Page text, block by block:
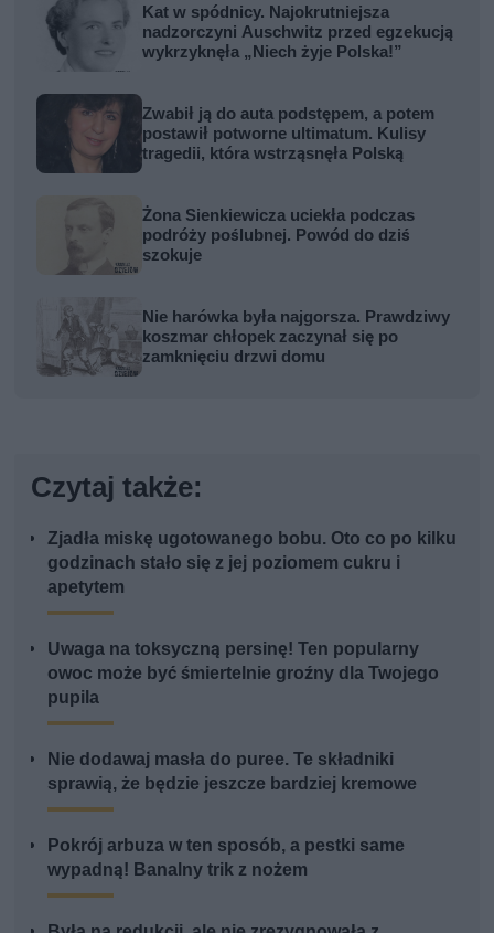
Kat w spódnicy. Najokrutniejsza
nadzorczyni Auschwitz przed egzekucją
wykrzyknęła „Niech żyje Polska!”
Zwabił ją do auta podstępem, a potem
postawił potworne ultimatum. Kulisy
tragedii, która wstrząsnęła Polską
Żona Sienkiewicza uciekła podczas
podróży poślubnej. Powód do dziś
szokuje
Nie harówka była najgorsza. Prawdziwy
koszmar chłopek zaczynał się po
zamknięciu drzwi domu
Czytaj także:
Zjadła miskę ugotowanego bobu. Oto co po kilku
godzinach stało się z jej poziomem cukru i
apetytem
Uwaga na toksyczną persinę! Ten popularny
owoc może być śmiertelnie groźny dla Twojego
pupila
Nie dodawaj masła do puree. Te składniki
sprawią, że będzie jeszcze bardziej kremowe
Pokrój arbuza w ten sposób, a pestki same
wypadną! Banalny trik z nożem